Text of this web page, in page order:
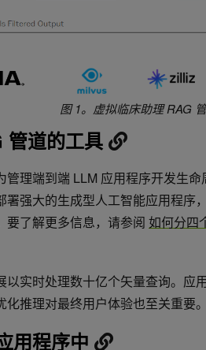
图 1。虚拟临床助理 RAG
管道的工具
管理端到端 LLM 应用程序开发生
署强大的生成型人工智能应用程序
要了解更多信息，请参阅 如何分四
以实时处理数十亿个矢量查询。应
推理对最终用户体验也至关重要。
用程序中